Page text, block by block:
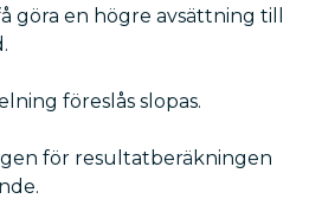
göra en högre avsättning till
föreslås slopas.
för resultatberäkningen